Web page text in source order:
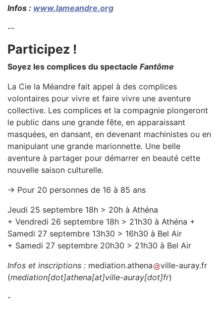
Infos : www.lameandre.org
--
Participez !
Soyez les complices du spectacle Fantôme
La Cie la Méandre fait appel à des complices
volontaires pour vivre et faire vivre une aventure
collective. Les complices et la compagnie plongeront
le public dans une grande fête, en apparaissant
masquées, en dansant, en devenant machinistes ou en
manipulant une grande marionnette. Une belle
aventure à partager pour démarrer en beauté cette
nouvelle saison culturelle.
→ Pour 20 personnes de 16 à 85 ans
Jeudi 25 septembre 18h > 20h à Athéna
+ Vendredi 26 septembre 18h > 21h30 à Athéna +
Samedi 27 septembre 13h30 > 16h30 à Bel Air
+ Samedi 27 septembre 20h30 > 21h30 à Bel Air
Infos et inscriptions : mediation.athena ville-auray.fr
(mediation[dot]athena[at]ville-auray[dot]fr)
-